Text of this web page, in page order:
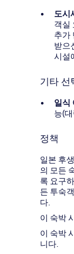
도시
객실
추가
받으
시설
기타 선
일식
능(
정책
일본 후
의 모든
록 요구
든 투숙
다.
이 숙박
이 숙박
니다.